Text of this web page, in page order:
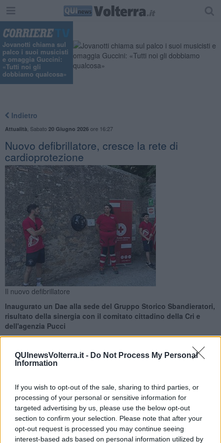
QUInewsVolterra.it - Do Not Process My Personal
Information
If you wish to opt-out of the sale, sharing to third parties, or
processing of your personal or sensitive information for
targeted advertising by us, please use the below opt-out
section to confirm your selection. Please note that after your
opt-out request is processed you may continue seeing
interest-based ads based on personal information utilized by
Jovanotti chiama sul
palco i suoi musicisti
e omaggia Guccini:
«Tutti noi gli
dobbiamo qualcosa»
Indietro
Attualità Sabato 20 Giugno 2026ore 16:27
Nuovo defibrillatore, cresce la rete di
cardioprotezione
Il nuovo defibrillatore
Inaugurato un Dae alla sede del Gruppo Storico Sbandieratori,
risultato della sinergia con il comitato cittadino della Cri e
dell'agenzia Pucci
VOLTERRA —Installato un nuovo Defibrillatore automatico
esterno (Dae) alla sede del Gruppo Storico Sbandieratori città
di Volterrache va ad aggiungersi agli altri presenti in città e che
raccontaunrisultato nato dalla collaborazione tra realtà del
territorio che condividono lo stesso obiettivo, quello, come
hanno specificato dal comitato di Volterra della Croce Rossa